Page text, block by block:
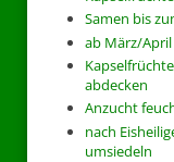
Samen bis
ab März/
abdecken
Anzucht
nach
umsiedeln